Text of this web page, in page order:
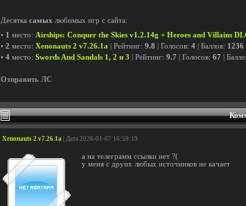
Десятка самых любимых игр с сайта:
• 1 место: Airships: Conquer the Skies v1.2.14g + Heroes and Villains
• 2 место: Xenonauts 2 v7.26.1a | Рейтинг: 9.8 | Голосов: 4 | Баллов: 1236
• 4 место: Swords And Sandals 1, 2 и 3 | Рейтинг: 9.7 | Голосов: 67 |
Отправить ЛС
Xenonauts 2 v7.26.1a | Дата 2026-01-07 16:59:19
а на телеграмм ссылки нет ?(
у меня с друих любых источников не качает